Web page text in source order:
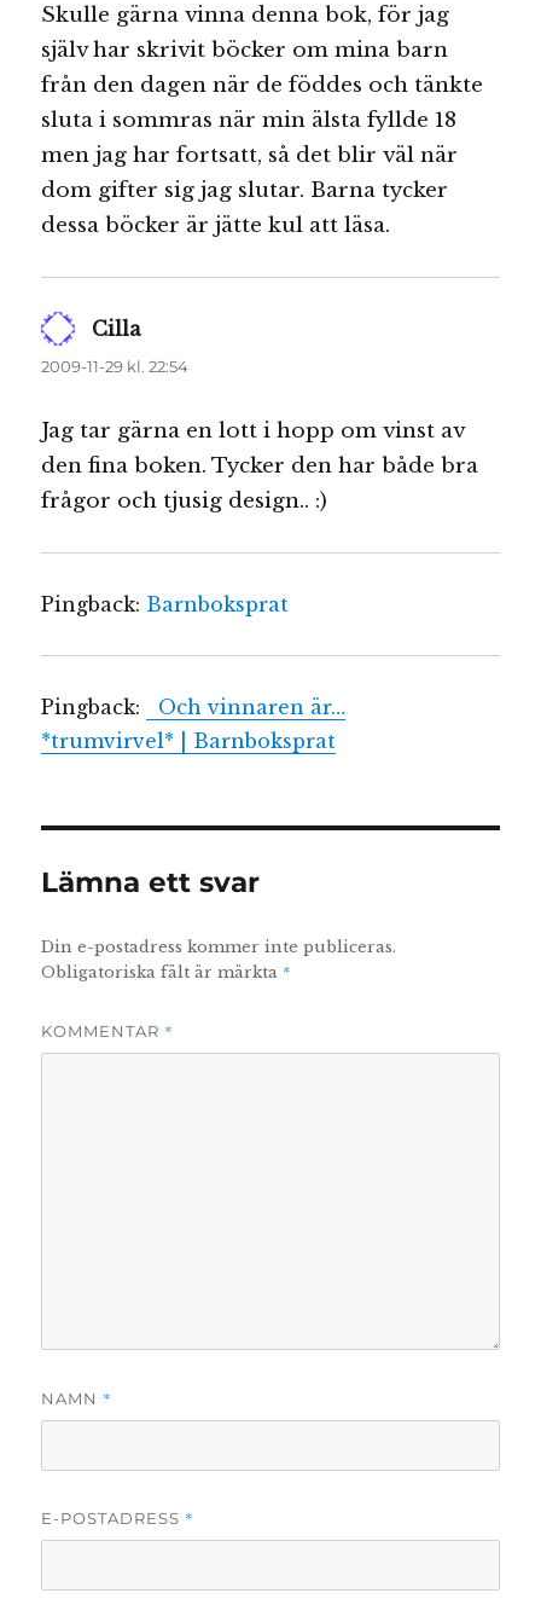
Skulle gärna vinna denna bok, för jag
själv har skrivit böcker om mina barn
från den dagen när de föddes och tänkte
sluta i sommras när min älsta fyllde 18
men jag har fortsatt, så det blir väl när
dom gifter sig jag slutar. Barna tycker
dessa böcker är jätte kul att läsa.
Cilla
2009-11-29 kl. 22:54
Jag tar gärna en lott i hopp om vinst av
den fina boken. Tycker den har både bra
frågor och tjusig design.. :)
Pingback: Barnboksprat
Pingback:
Och vinnaren är…
*trumvirvel* | Barnboksprat
Lämna ett svar
Din e-postadress kommer inte publiceras.
Obligatoriska fält är märkta *
KOMMENTAR *
NAMN *
E-POSTADRESS *